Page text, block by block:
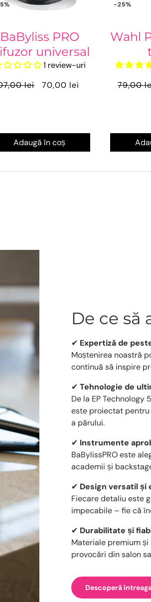
BaByliss PRO
universal
1 review-uri
lei
70,00 lei
Adaugă în coș
-25%
Wahl
79,00
De ce să
✔ Expertiză de
Moștenirea noastră
continuă să inspire
✔ Tehnologie de
De la EP
este proiectat
a părului.
✔ Instrumente
BaBylissPRO este
academii și
✔ Design versatil și
Fiecare detaliu este
impecabile – fie că
✔ Durabilitate și
Materiale premium
provocări din salon
Descoperă